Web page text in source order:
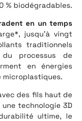
% biodégradables.
en un temps
jusqu’à vingt
traditionnels
processus de
en énergies
microplastiques.
des fils haut de
technologie 3D
ultime, le